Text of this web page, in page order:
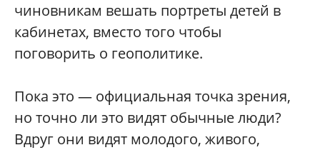
чиновникам вешать портреты детей в
кабинетах, вместо того чтобы
поговорить о геополитике.
Пока это — официальная точка зрения,
но точно ли это видят обычные люди?
Вдруг они видят молодого, живого,